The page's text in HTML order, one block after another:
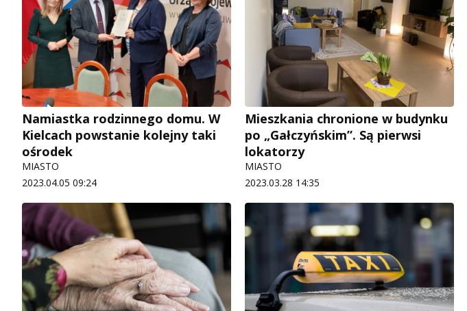
Namiastka rodzinnego domu. W
Kielcach powstanie kolejny taki
ośrodek
MIASTO
2023.04.05 09:24
Mieszkania chronione w budynku
po „Gałczyńskim”. Są pierwsi
lokatorzy
MIASTO
2023.03.28 14:35